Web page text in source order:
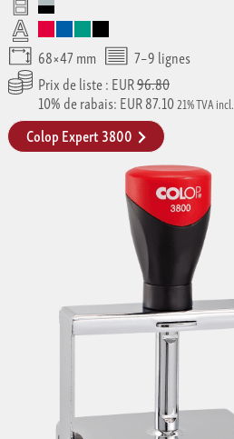
68×47 mm
7–9 lignes
Prix de liste : EUR96.80
10% de rabais: EUR 87.1021% TVA incl.
Colop Expert 3800